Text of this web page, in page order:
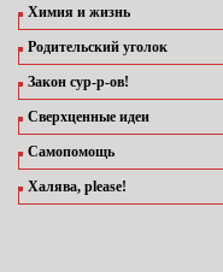
Химия и жизнь
Родительский уголок
Закон сур-р-ов!
Сверхценные идеи
Самопомощь
Халява, please!